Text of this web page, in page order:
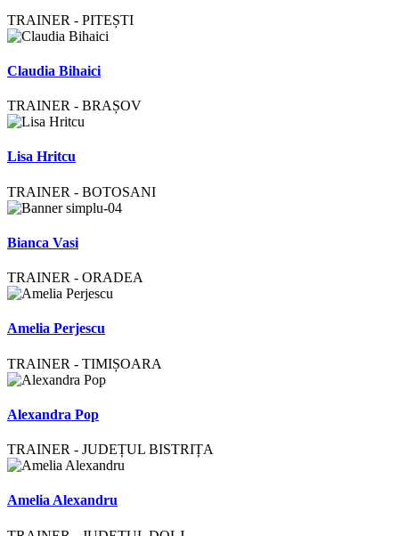
TRAINER - PITEȘTI
Claudia Bihaici
TRAINER - BRAȘOV
Lisa Hritcu
TRAINER - BOTOSANI
Bianca Vasi
TRAINER - ORADEA
Amelia Perjescu
TRAINER - TIMIȘOARA
Alexandra Pop
TRAINER - JUDEȚUL BISTRIȚA
Amelia Alexandru